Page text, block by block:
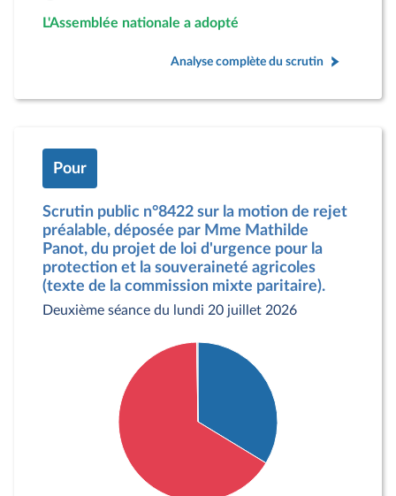
L'Assemblée nationale a adopté
Analyse complète du scrutin
Pour
Scrutin public n°8422 sur la motion de rejet
préalable, déposée par Mme Mathilde
Panot, du projet de loi d'urgence pour la
protection et la souveraineté agricoles
(texte de la commission mixte paritaire).
Deuxième séance du lundi 20 juillet 2026